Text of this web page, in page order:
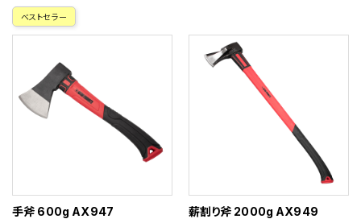
ベストセラー
手斧 600g AX947 薪割り斧 2000g AX949